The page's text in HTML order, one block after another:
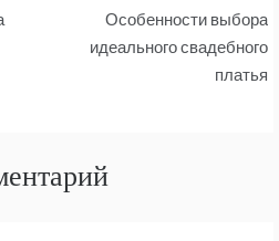
Особенности выбора
идеального свадебного
платья